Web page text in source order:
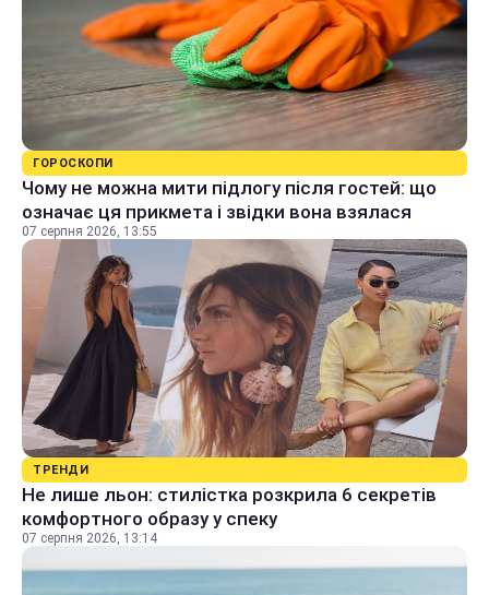
ГОРОСКОПИ
Чому не можна мити підлогу після гостей: що
означає ця прикмета і звідки вона взялася
07 серпня 2026, 13:55
ТРЕНДИ
Не лише льон: стилістка розкрила 6 секретів
комфортного образу у спеку
07 серпня 2026, 13:14